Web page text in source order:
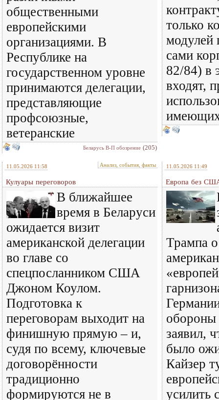
общественными
европейскими
организациями. В
Республике на
государственном уровне
принимаются делегации,
представляющие
профсоюзные,
ветеранские
Беларусь В-П обозрение (205)
только
модулей
сами
82/84) в
входят,
11.05.2026 11:58 Анализ, события, факты
Кулуары переговоров
В ближайшее
время в Беларуси
ожидается визит
американской делегации
во главе со
спецпосланником США
Джоном Коулом.
Подготовка к
переговорам выходит на
финишную прямую – и,
судя по всему, ключевые
договорённости
традиционно
формируются не в
11.05.2026 11:49
Европа без
Трампа
обороны
заявил,
было
Кайзер
усилить